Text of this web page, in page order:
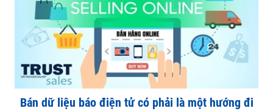
Bán dữ liệu báo điện tử có phải là một hướng đi